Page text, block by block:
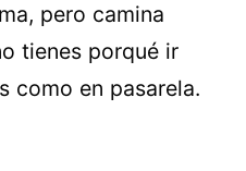
pero camina
tienes porqué ir
como en pasarela.